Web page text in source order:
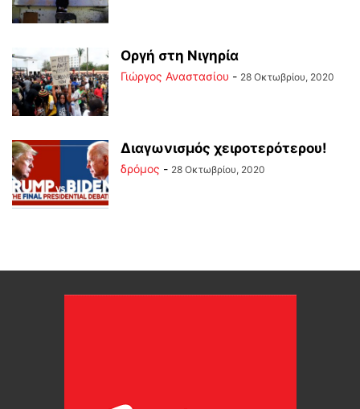
Οργή στη Νιγηρία
Γιώργος Αναστασίου - 28 Οκτωβρίου, 2020
Διαγωνισμός χειροτερότερου!
δρόμος - 28 Οκτωβρίου, 2020